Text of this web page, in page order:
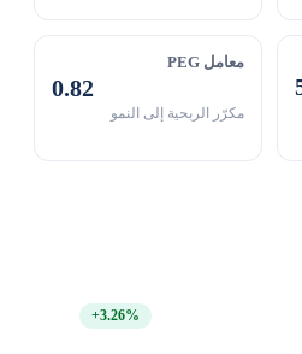
معامل PEG
0.82
مكرّر الربحية إلى النمو
+3.26%